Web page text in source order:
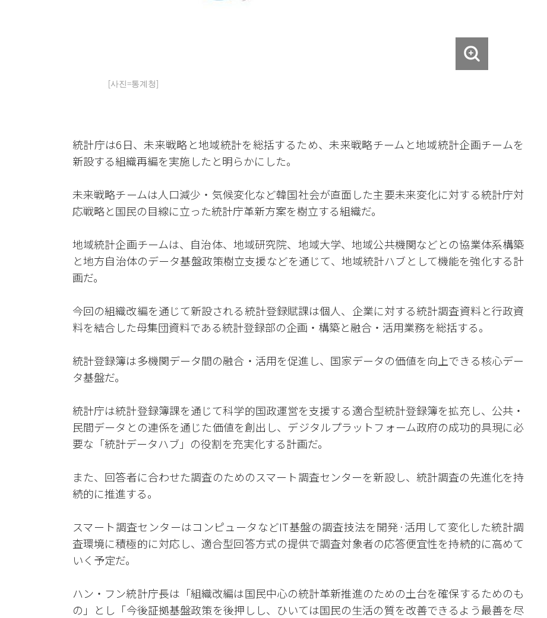
[사진=통계청]
統計庁は6日、未来戦略と地域統計を総括するため、未来戦略チームと地域統計企画チームを
新設する組織再編を実施したと明らかにした。
未来戦略チームは人口減少・気候変化など韓国社会が直面した主要未来変化に対する統計庁対
応戦略と国民の目線に立った統計庁革新方案を樹立する組織だ。
地域統計企画チームは、自治体、地域研究院、地域大学、地域公共機関などとの協業体系構築
と地方自治体のデータ基盤政策樹立支援などを通じて、地域統計ハブとして機能を強化する計
画だ。
今回の組織改編を通じて新設される統計登録賦課は個人、企業に対する統計調査資料と行政資
料を結合した母集団資料である統計登録部の企画・構築と融合・活用業務を総括する。
統計登録簿は多機関データ間の融合・活用を促進し、国家データの価値を向上できる核心デー
タ基盤だ。
統計庁は統計登録簿課を通じて科学的国政運営を支援する適合型統計登録簿を拡充し、公共・
民間データとの連係を通じた価値を創出し、デジタルプラットフォーム政府の成功的具現に必
要な「統計データハブ」の役割を充実化する計画だ。
また、回答者に合わせた調査のためのスマート調査センターを新設し、統計調査の先進化を持
続的に推進する。
スマート調査センターはコンピュータなどIT基盤の調査技法を開発·活用して変化した統計調
査環境に積極的に対応し、適合型回答方式の提供で調査対象者の応答便宜性を持続的に高めて
いく予定だ。
ハン・フン統計庁長は「組織改編は国民中心の統計革新推進のための土台を確保するためのも
の」とし「今後証拠基盤政策を後押しし、ひいては国民の生活の質を改善できるよう最善を尽